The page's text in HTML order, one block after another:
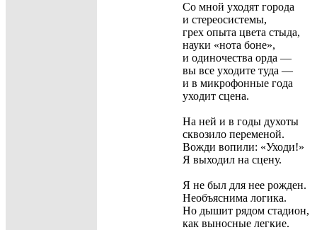
Со мной уходят города
и стереосистемы,
грех опыта цвета стыда,
науки «нота боне»,
и одиночества орда —
вы все уходите туда —
и в микрофонные года
уходит сцена.
На ней и в годы духоты
сквозило переменой.
Вожди вопили: «Уходи!»
Я выходил на сцену.
Я не был для нее рожден.
Необъяснима логика.
Но дышит рядом стадион,
как выносные легкие.